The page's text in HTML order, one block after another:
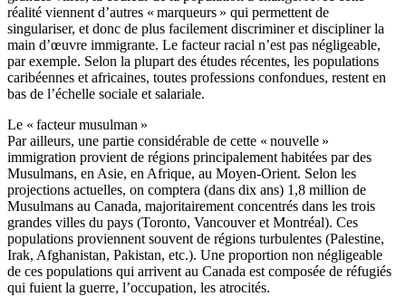
réalité viennent d’autres « marqueurs » qui permettent de
singulariser, et donc de plus facilement discriminer et discipliner la
main d’œuvre immigrante. Le facteur racial n’est pas négligeable,
par exemple. Selon la plupart des études récentes, les populations
caribéennes et africaines, toutes professions confondues, restent en
bas de l’échelle sociale et salariale.
Le « facteur musulman »
Par ailleurs, une partie considérable de cette « nouvelle »
immigration provient de régions principalement habitées par des
Musulmans, en Asie, en Afrique, au Moyen-Orient. Selon les
projections actuelles, on comptera (dans dix ans) 1,8 million de
Musulmans au Canada, majoritairement concentrés dans les trois
grandes villes du pays (Toronto, Vancouver et Montréal). Ces
populations proviennent souvent de régions turbulentes (Palestine,
Irak, Afghanistan, Pakistan, etc.). Une proportion non négligeable
de ces populations qui arrivent au Canada est composée de réfugiés
qui fuient la guerre, l’occupation, les atrocités.